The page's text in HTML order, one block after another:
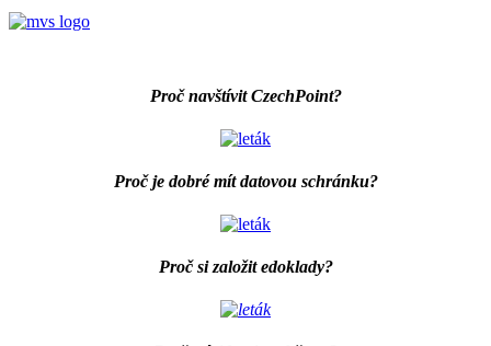
Proč navštívit CzechPoint?
Proč je dobré mít datovou schránku?
Proč si založit edoklady?